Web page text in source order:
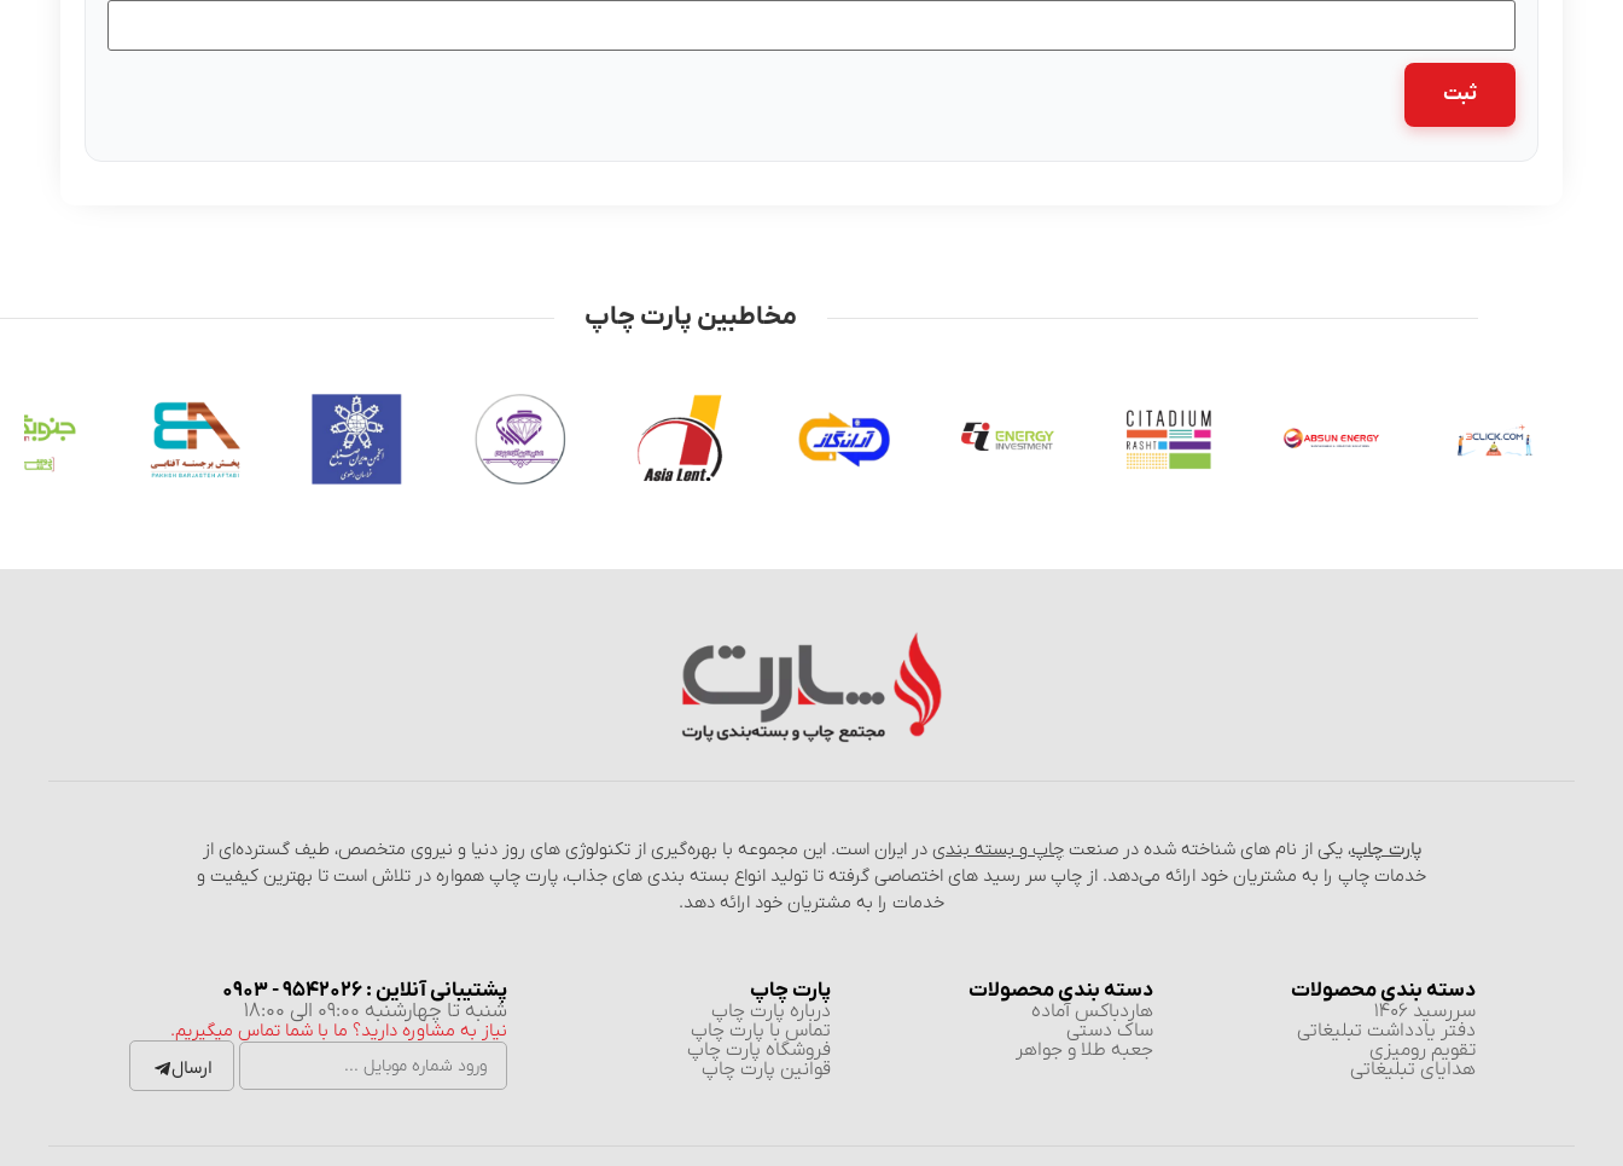
مخاطبین پارت چاپ
پارت چاپ، یکی از نام‌ های شناخته شده در صنعتچاپ و بسته‌ بندی در ایران است. این مجموعه با بهره‌گیری از تکنولوژی‌ های روز دنیا و نیروی متخصص، طیف گسترده‌ای از
خدمات چاپ را به مشتریان خود ارائه می‌دهد. از چاپ سر رسید های اختصاصی گرفته تا تولید انواع بسته‌ بندی‌ های جذاب، پارت چاپ همواره در تلاش است تا بهترین کیفیت و
خدمات را به مشتریان خود ارائه دهد.
دسته بندی محصولات
سررسید 1406
دفتر یادداشت تبلیغاتی
تقویم رومیزی
هدایای تبلیغاتی
دسته بندی محصولات
هاردباکس آماده
ساک دستی
جعبه طلا و جواهر
پارت چاپ
درباره پارت چاپ
تماس با پارت چاپ
فروشگاه پارت چاپ
قوانین پارت چاپ
پشتیبانی آنلاین : 9542026 - 0903
شنبه تا چهارشنبه 09:00 الی 18:00
نیاز به مشاوره دارید؟ ما با شما تماس میگیریم.
ارسال